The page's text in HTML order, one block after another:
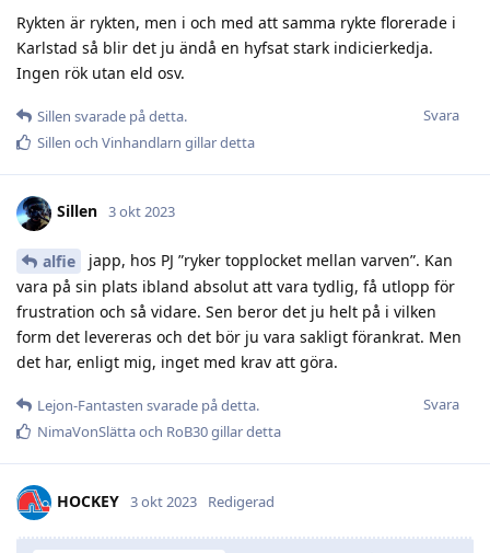
Rykten är rykten, men i och med att samma rykte florerade i
Karlstad så blir det ju ändå en hyfsat stark indicierkedja.
Ingen rök utan eld osv.
Svara
Sillen svarade på detta.
Sillen och Vinhandlarn gillar detta
Sillen 3 okt 2023
alfie
japp, hos PJ ”ryker topplocket mellan varven”. Kan
vara på sin plats ibland absolut att vara tydlig, få utlopp för
frustration och så vidare. Sen beror det ju helt på i vilken
form det levereras och det bör ju vara sakligt förankrat. Men
det har, enligt mig, inget med krav att göra.
Svara
Lejon-Fantasten svarade på detta.
NimaVonSlättaoch RoB30gillar detta
HOCKEY 3 okt 2023 Redigerad